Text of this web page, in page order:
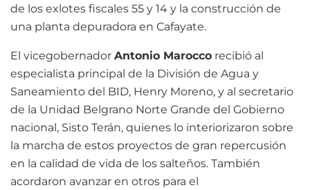
de los exlotes fiscales 55 y 14 y la construcción de
una planta depuradora en Cafayate.
El vicegobernador Antonio Marocco recibió al
especialista principal de la División de Agua y
Saneamiento del BID, Henry Moreno, y al secretario
de la Unidad Belgrano Norte Grande del Gobierno
nacional, Sisto Terán, quienes lo interiorizaron sobre
la marcha de estos proyectos de gran repercusión
en la calidad de vida de los salteños. También
acordaron avanzar en otros para el